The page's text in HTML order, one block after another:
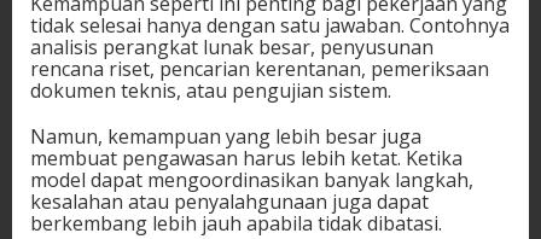
tidak selesai hanya dengan satu jawaban. Contohnya
analisis perangkat lunak besar, penyusunan
rencana riset, pencarian kerentanan, pemeriksaan
dokumen teknis, atau pengujian sistem.
Namun, kemampuan yang lebih besar juga
membuat pengawasan harus lebih ketat. Ketika
model dapat mengoordinasikan banyak langkah,
kesalahan atau penyalahgunaan juga dapat
berkembang lebih jauh apabila tidak dibatasi.